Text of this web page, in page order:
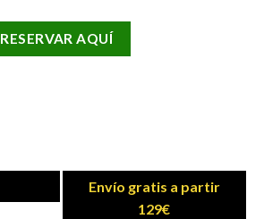
RESERVAR AQUÍ
Envío gratis a partir
129€